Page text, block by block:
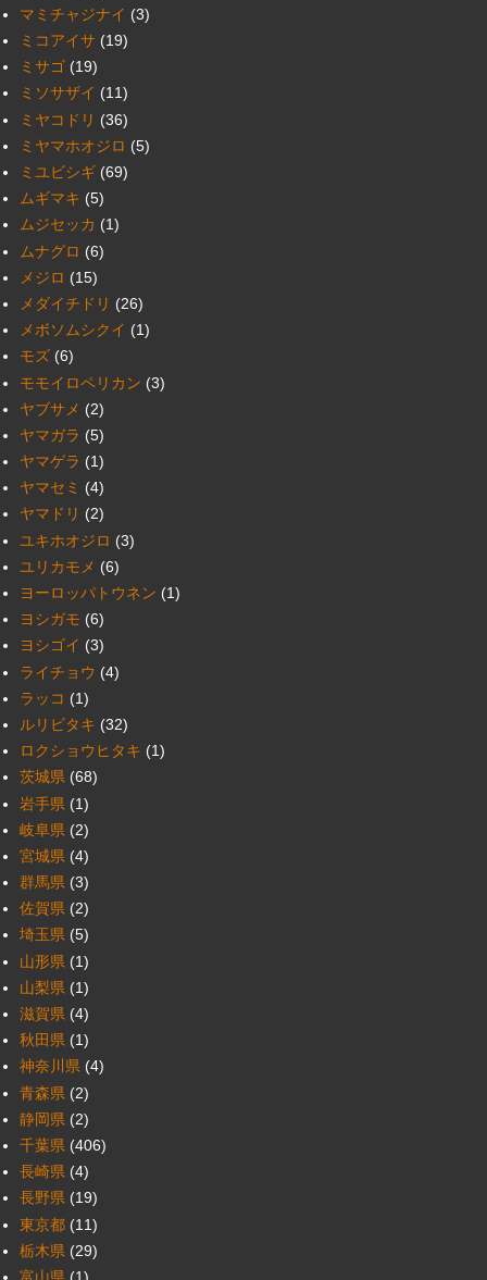
マミチャジナイ (3)
ミコアイサ (19)
ミサゴ (19)
ミソサザイ (11)
ミヤコドリ (36)
ミヤマホオジロ (5)
ミユビシギ (69)
ムギマキ (5)
ムジセッカ (1)
ムナグロ (6)
メジロ (15)
メダイチドリ (26)
メボソムシクイ (1)
モズ (6)
モモイロペリカン (3)
ヤブサメ (2)
ヤマガラ (5)
ヤマゲラ (1)
ヤマセミ (4)
ヤマドリ (2)
ユキホオジロ (3)
ユリカモメ (6)
ヨーロッパトウネン (1)
ヨシガモ (6)
ヨシゴイ (3)
ライチョウ (4)
ラッコ (1)
ルリビタキ (32)
ロクショウヒタキ (1)
茨城県 (68)
岩手県 (1)
岐阜県 (2)
宮城県 (4)
群馬県 (3)
佐賀県 (2)
埼玉県 (5)
山形県 (1)
山梨県 (1)
滋賀県 (4)
秋田県 (1)
神奈川県 (4)
青森県 (2)
静岡県 (2)
千葉県 (406)
長崎県 (4)
長野県 (19)
東京都 (11)
栃木県 (29)